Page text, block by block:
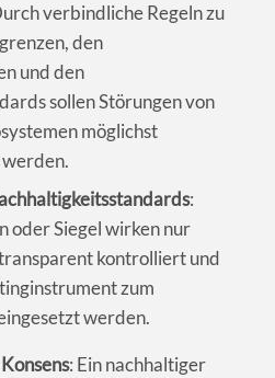
verbindliche Regeln zu
den
und den
sollen Störungen von
möglichst
:
oder Siegel wirken nur
kontrolliert und
zum
werden.
: Ein nachhaltiger